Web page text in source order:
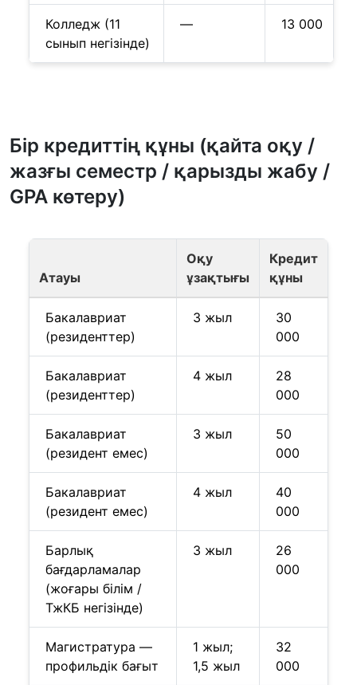
Колледж (11
сынып негізінде)
— 13 000
Бір кредиттің құны (қайта оқу /
жазғы семестр / қарызды жабу /
GPA көтеру)
Атауы
Оқу
ұзақтығы
Кредит
құны
Бакалавриат
(резиденттер)
3 жыл
30
000
Бакалавриат
(резиденттер)
4 жыл
28
000
Бакалавриат
(резидент емес)
3 жыл
50
000
Бакалавриат
(резидент емес)
4 жыл
40
000
Барлық
бағдарламалар
(жоғары білім /
ТжКБ негізінде)
3 жыл
26
000
Магистратура —
профильдік бағыт
1 жыл;
1,5 жыл
32
000